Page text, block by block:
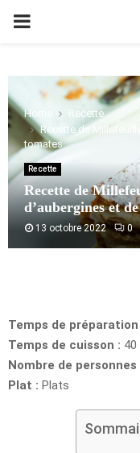
PRIMARY
Home
Recette
Recette de
tomates
Recette
Recette de
d’aubergines et
13 octobre 2022 0
Temps de préparation
Temps de cuisson :
Nombre de personnes
Plat : Plats